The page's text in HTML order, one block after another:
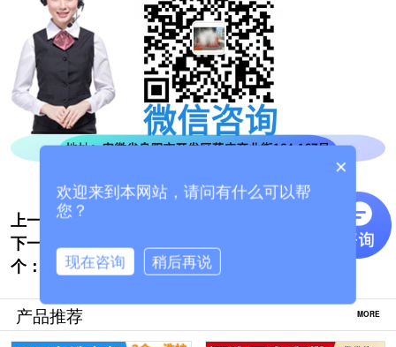
上一个:
封闭式工程车辆洗车机厂家哪里有[隆茂鑫
晟]
下一
个：
混凝土运输车龙门式洗车机如何选择[隆茂鑫
晟]
产品推荐 MORE
×
欢迎来到本网站，请问有什么可以帮
您？
现在咨询 稍后再说